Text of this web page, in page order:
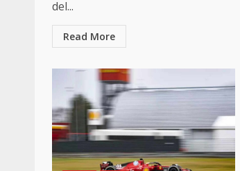
del...
Read More